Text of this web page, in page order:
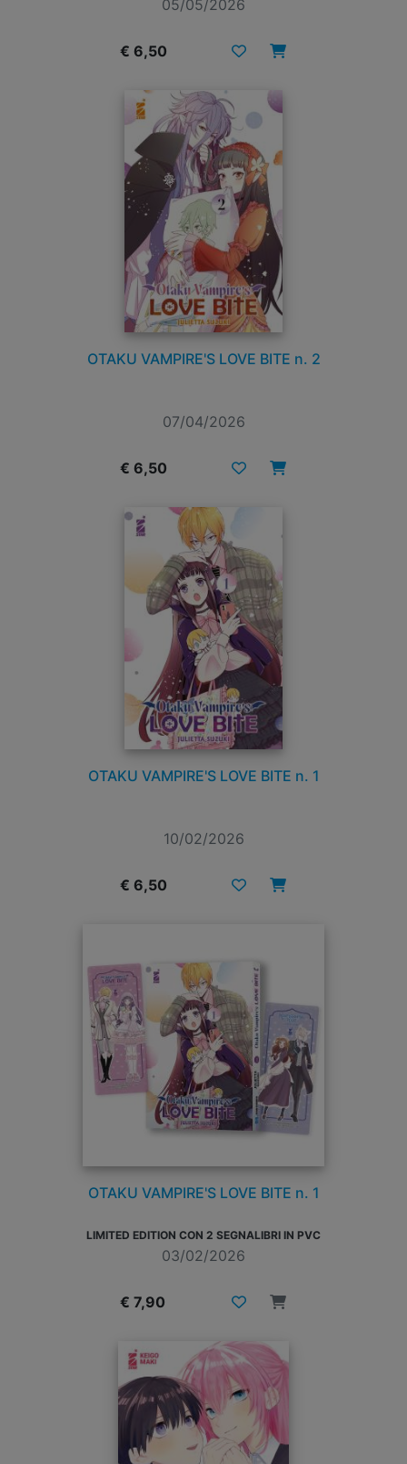
05/05/2026
€ 6,50
OTAKU VAMPIRE'S LOVE BITE n. 2
07/04/2026
€ 6,50
OTAKU VAMPIRE'S LOVE BITE n. 1
10/02/2026
€ 6,50
OTAKU VAMPIRE'S LOVE BITE n. 1
LIMITED EDITION CON 2 SEGNALIBRI IN PVC
03/02/2026
€ 7,90